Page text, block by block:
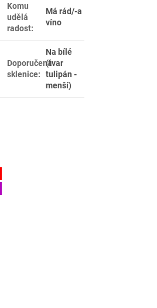
Komu
udělá
radost:
Má rád/-a
víno
Doporučená
sklenice:
Na bílé
(tvar
tulipán -
menší)